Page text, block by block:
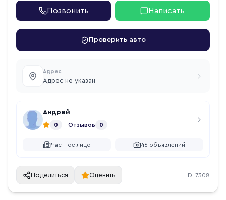
Позвонить Написать
Проверить авто
Адрес
Адрес не указан
Андрей
0 Отзывов 0
Частное лицо 46 объявлений
Поделиться Оценить ID: 7308